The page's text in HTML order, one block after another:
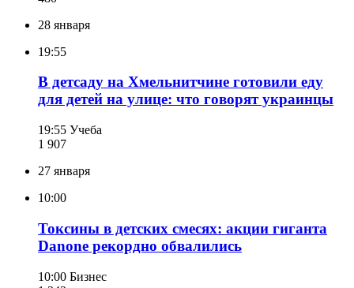
28 января
19:55
В детсаду на Хмельнитчине готовили еду
для детей на улице: что говорят украинцы
19:55 Учеба
1 907
27 января
10:00
Токсины в детских смесях: акции гиганта
Danone рекордно обвалились
10:00 Бизнес